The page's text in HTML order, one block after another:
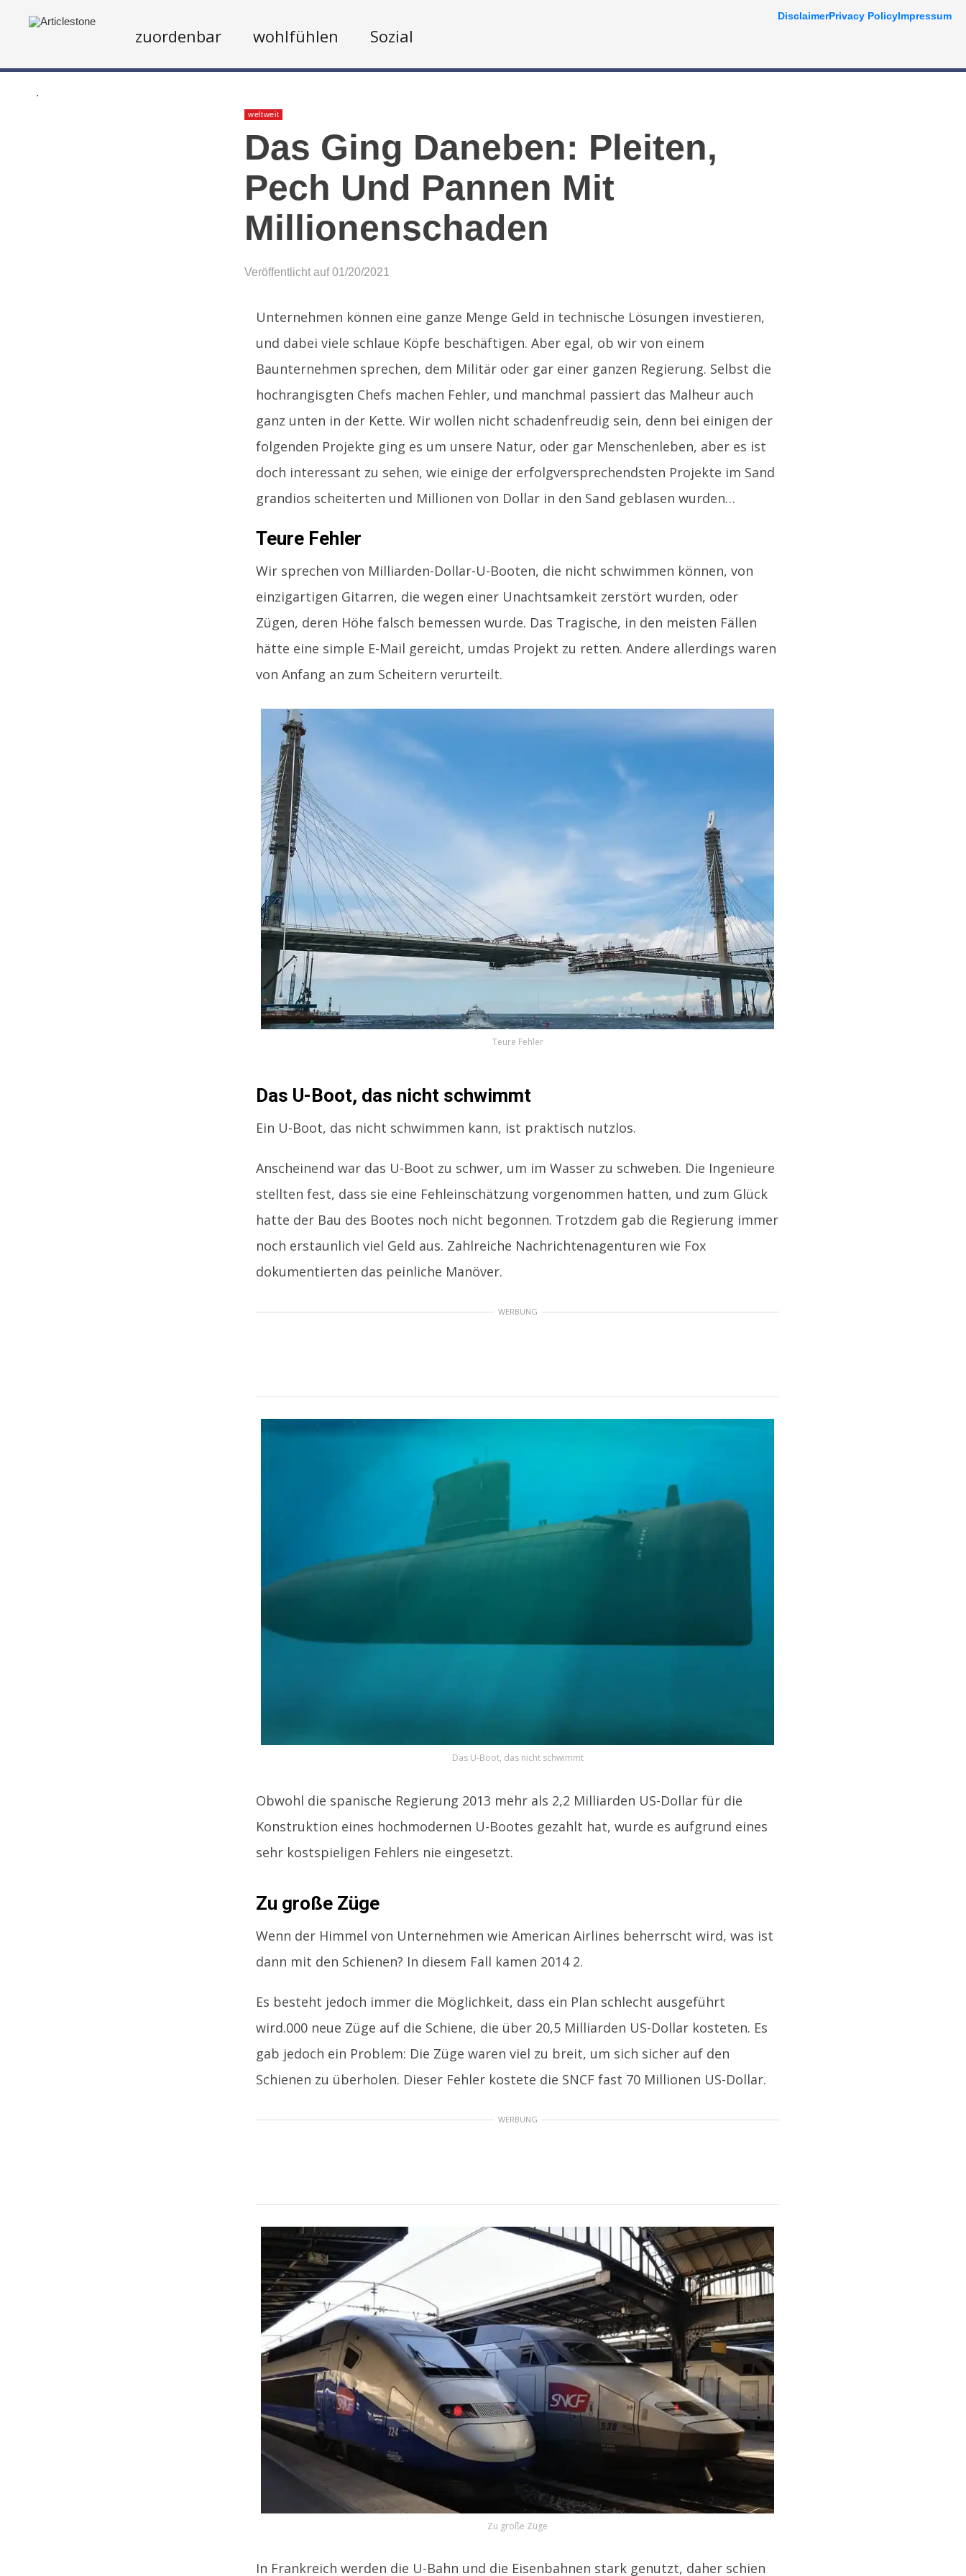
zuordenbar wohlfühlen Sozial
.
weltweit
Das Ging Daneben: Pleiten,
Pech Und Pannen Mit
Millionenschaden
Veröffentlicht auf 01/20/2021
Unternehmen können eine ganze Menge Geld in technische Lösungen investieren,
und dabei viele schlaue Köpfe beschäftigen. Aber egal, ob wir von einem
Baunternehmen sprechen, dem Militär oder gar einer ganzen Regierung. Selbst die
hochrangisgten Chefs machen Fehler, und manchmal passiert das Malheur auch
ganz unten in der Kette. Wir wollen nicht schadenfreudig sein, denn bei einigen der
folgenden Projekte ging es um unsere Natur, oder gar Menschenleben, aber es ist
doch interessant zu sehen, wie einige der erfolgversprechendsten Projekte im Sand
grandios scheiterten und Millionen von Dollar in den Sand geblasen wurden…
Teure Fehler
Wir sprechen von Milliarden-Dollar-U-Booten, die nicht schwimmen können, von
einzigartigen Gitarren, die wegen einer Unachtsamkeit zerstört wurden, oder
Zügen, deren Höhe falsch bemessen wurde. Das Tragische, in den meisten Fällen
hätte eine simple E-Mail gereicht, umdas Projekt zu retten. Andere allerdings waren
von Anfang an zum Scheitern verurteilt.
Teure Fehler
Das U-Boot, das nicht schwimmt
Ein U-Boot, das nicht schwimmen kann, ist praktisch nutzlos.
Anscheinend war das U-Boot zu schwer, um im Wasser zu schweben. Die Ingenieure
stellten fest, dass sie eine Fehleinschätzung vorgenommen hatten, und zum Glück
hatte der Bau des Bootes noch nicht begonnen. Trotzdem gab die Regierung immer
noch erstaunlich viel Geld aus. Zahlreiche Nachrichtenagenturen wie Fox
dokumentierten das peinliche Manöver.
WERBUNG
Das U-Boot, das nicht schwimmt
Obwohl die spanische Regierung 2013 mehr als 2,2 Milliarden US-Dollar für die
Konstruktion eines hochmodernen U-Bootes gezahlt hat, wurde es aufgrund eines
sehr kostspieligen Fehlers nie eingesetzt.
Zu große Züge
Wenn der Himmel von Unternehmen wie American Airlines beherrscht wird, was ist
dann mit den Schienen? In diesem Fall kamen 2014 2.
Es besteht jedoch immer die Möglichkeit, dass ein Plan schlecht ausgeführt
wird.000 neue Züge auf die Schiene, die über 20,5 Milliarden US-Dollar kosteten. Es
gab jedoch ein Problem: Die Züge waren viel zu breit, um sich sicher auf den
Schienen zu überholen. Dieser Fehler kostete die SNCF fast 70 Millionen US-Dollar.
WERBUNG
Zu große Züge
In Frankreich werden die U-Bahn und die Eisenbahnen stark genutzt, daher schien
DisclaimerPrivacy PolicyImpressum